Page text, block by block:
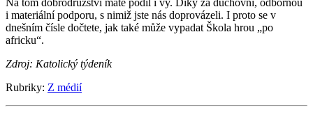
i materiální podporu, s nimiž jste nás doprovázeli. I proto se v
dnešním čísle dočtete, jak také může vypadat Škola hrou „po
africku“.
Zdroj: Katolický týdeník
Rubriky: Z médií